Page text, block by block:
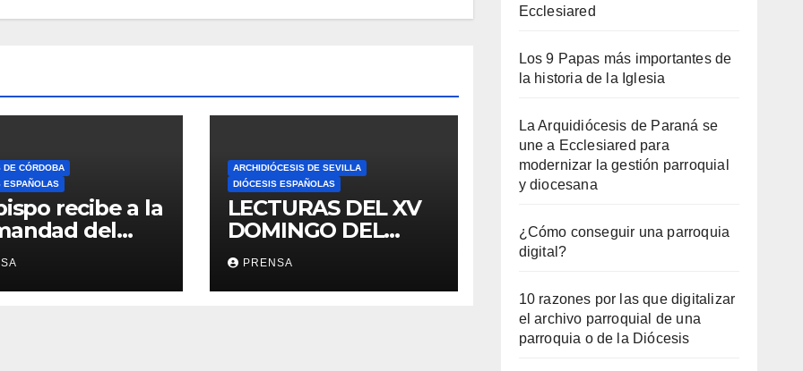
DE CÓRDOBA
ESPAÑOLAS
recibe a la
del
ARCHIDIÓCESIS DE SEVILLA
DIÓCESIS ESPAÑOLAS
LECTURAS DEL XV
DOMINGO DEL
TIEMPO
ORDINARIO (A)
PRENSA
Ecclesiared
Los 9 Papas más importantes de
la historia de la Iglesia
La Arquidiócesis de Paraná se
une a Ecclesiared para
modernizar la gestión parroquial
y diocesana
¿Cómo conseguir una parroquia
digital?
10 razones por las que digitalizar
el archivo parroquial de una
parroquia o de la Diócesis